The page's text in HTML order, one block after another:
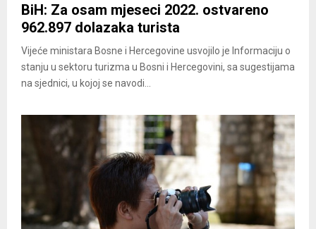
BiH: Za osam mjeseci 2022. ostvareno
962.897 dolazaka turista
Vijeće ministara Bosne i Hercegovine usvojilo je Informaciju o
stanju u sektoru turizma u Bosni i Hercegovini, sa sugestijama
na sjednici, u kojoj se navodi...